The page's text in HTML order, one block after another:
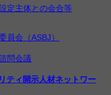
定主体との会合等
員会（ASBJ）
問会議
ティ開示人材ネットワー